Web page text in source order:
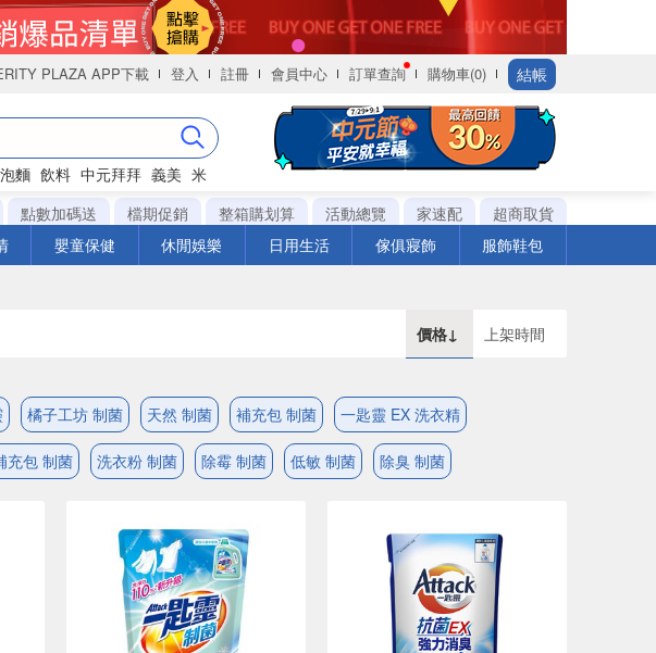
PLAZA APP下載 登入 註冊 會員中心 訂單查詢 購物車(0) 結帳
泡麵 飲料 中元拜拜 義美 米
點數加碼送 檔期促銷 整箱購划算 活動總覽 家速配
超商取貨
嬰童保健 休閒娛樂 日用生活 傢俱寢飾 服飾鞋包
價格↓ 上架時間
橘子工坊 制菌 天然 制菌 補充包 制菌 一匙靈 EX 洗衣精
充包 制菌 洗衣粉 制菌 除霉 制菌 低敏 制菌 除臭 制菌